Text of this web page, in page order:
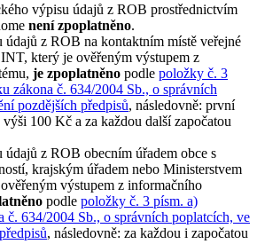
výpisu údajů z ROB prostřednictvím
není zpoplatněno.
údajů z ROB na kontaktním místě veřejné
který je ověřeným výstupem z
je zpoplatněno podle položky č. 3
zákona č. 634/2004 Sb., o správních
pozdějších předpisů, následovně: první
100 Kč a za každou další započatou
z ROB obecním úřadem obce s
krajským úřadem nebo Ministerstvem
výstupem z informačního
podle položky č. 3 písm. a)
č. 634/2004 Sb., o správních poplatcích, ve
, následovně: za každou i započatou